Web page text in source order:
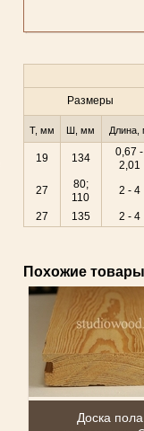
Размеры
Т, мм Ш, мм Длина,
19 134
0,67 -
2,01
27
80;
110
2 - 4
27 135 2 - 4
Похожие товары
Доска